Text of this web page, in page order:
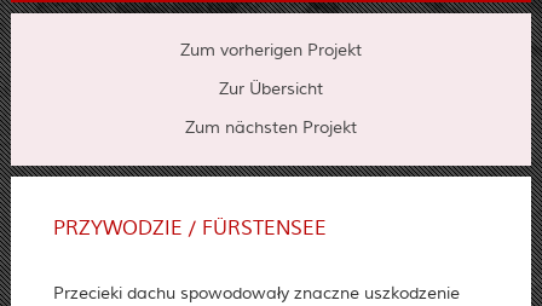
Zum vorherigen Projekt
Zur Übersicht
Zum nächsten Projekt
PRZYWODZIE / FÜRSTENSEE
Przecieki dachu spowodowały znaczne uszkodzenie